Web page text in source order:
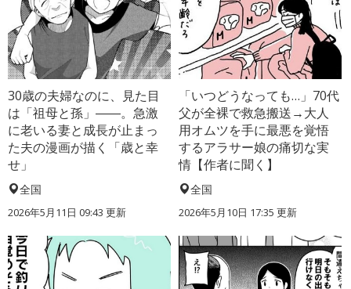
30歳の夫婦なのに、見た目
は「祖母と孫」――。急激
に老いる妻と成長が止まっ
た夫の漫画が描く「歳と幸
せ」
全国
2026年5月11日 09:43 更新
「いつどうなっても…」70代
父が全裸で救急搬送→大人
用オムツを手に最悪を覚悟
するアラサー娘の痛切な実
情【作者に聞く】
全国
2026年5月10日 17:35 更新